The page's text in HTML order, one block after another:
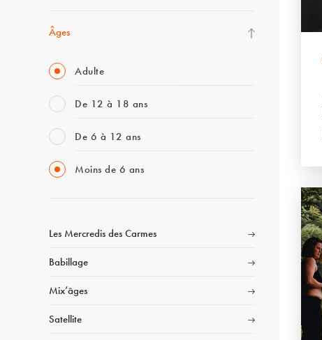
Âges
Adulte
De 12 à 18 ans
De 6 à 12 ans
Moins de 6 ans
Les Mercredis des Carmes
Babillage
Mix’âges
Satellite